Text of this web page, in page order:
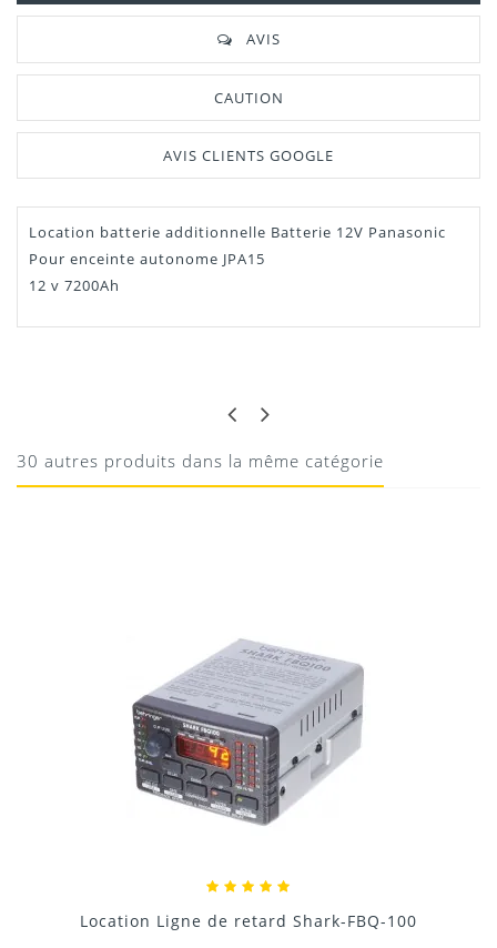
AVIS
CAUTION
AVIS CLIENTS GOOGLE
Location batterie additionnelle Batterie 12V Panasonic
Pour enceinte autonome JPA15
12 v 7200Ah
utile
11/10/2020
30 autres produits dans la même catégorie
Ligne de retard Shark-FBQ-100